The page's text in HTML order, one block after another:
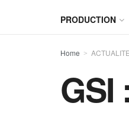
PRODUCTION
Home ACTUALITE
GSI